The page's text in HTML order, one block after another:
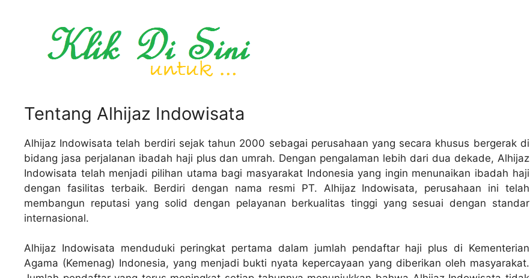
Tentang Alhijaz Indowisata
Alhijaz Indowisata telah berdiri sejak tahun 2000 sebagai perusahaan yang secara khusus bergerak di
bidang jasa perjalanan ibadah haji plus dan umrah. Dengan pengalaman lebih dari dua dekade, Alhijaz
Indowisata telah menjadi pilihan utama bagi masyarakat Indonesia yang ingin menunaikan ibadah haji
dengan fasilitas terbaik. Berdiri dengan nama resmi PT. Alhijaz Indowisata, perusahaan ini telah
membangun reputasi yang solid dengan pelayanan berkualitas tinggi yang sesuai dengan standar
internasional.
Alhijaz Indowisata menduduki peringkat pertama dalam jumlah pendaftar haji plus di Kementerian
Agama (Kemenag) Indonesia, yang menjadi bukti nyata kepercayaan yang diberikan oleh masyarakat.